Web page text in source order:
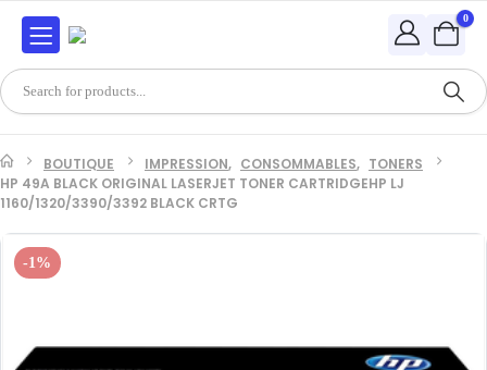
0
BOUTIQUE IMPRESSION, CONSOMMABLES, TONERS
HP 49A BLACK ORIGINAL LASERJET TONER CARTRIDGEHP LJ
1160/1320/3390/3392 BLACK CRTG
-1%